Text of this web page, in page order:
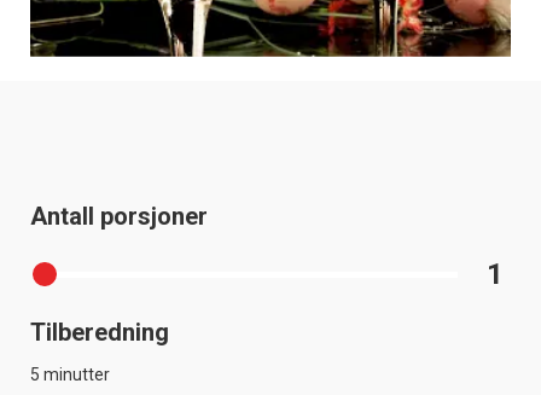
Antall porsjoner
1
Tilberedning
5 minutter